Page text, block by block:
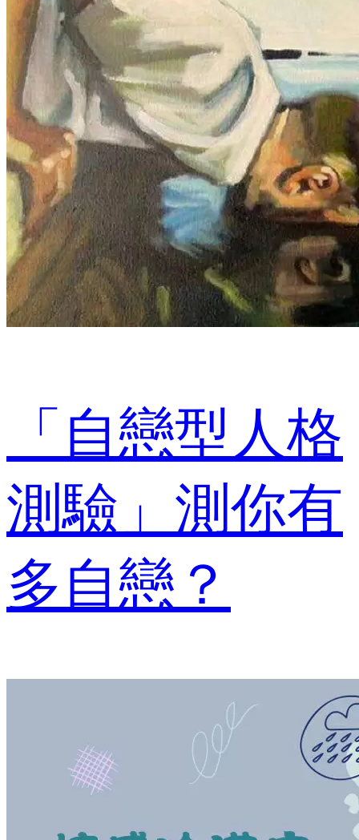
「自戀型人格
測驗」測你有
多自戀？